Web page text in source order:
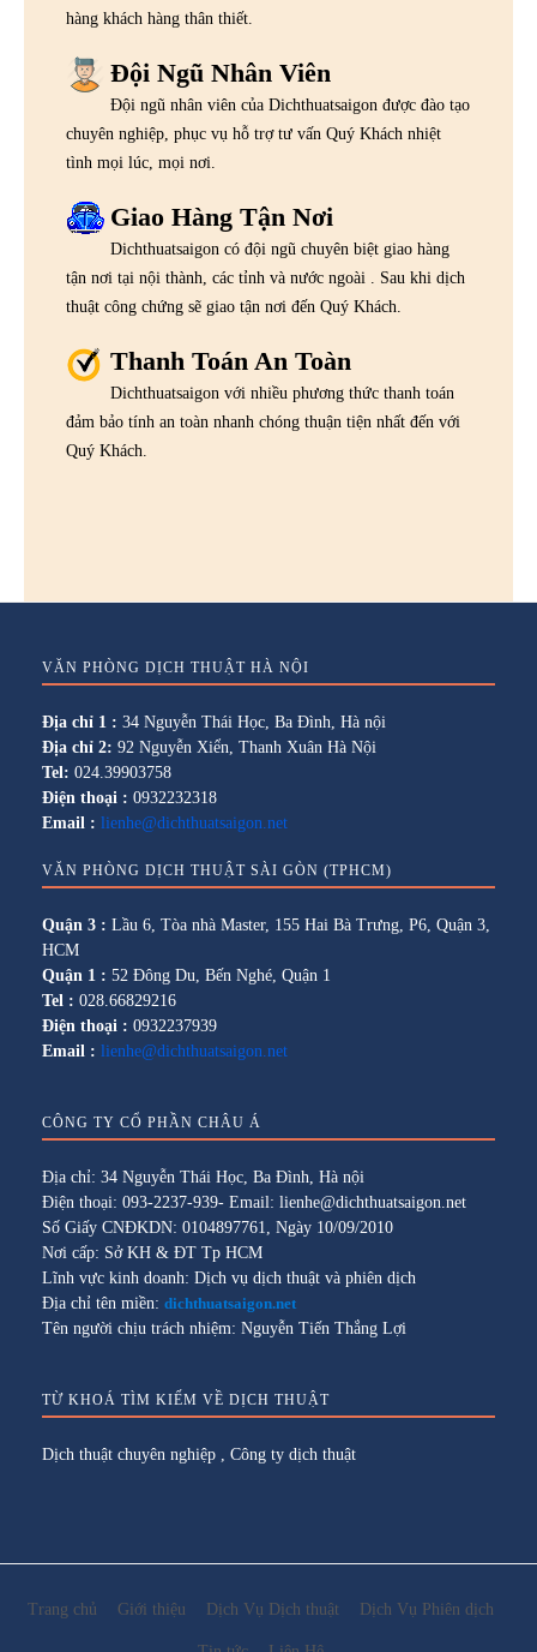
hàng khách hàng thân thiết.
Đội Ngũ Nhân Viên
Đội ngũ nhân viên của Dichthuatsaigon được đào tạo
chuyên nghiệp, phục vụ hỗ trợ tư vấn Quý Khách nhiệt
tình mọi lúc, mọi nơi.
Giao Hàng Tận Nơi
Dichthuatsaigon có đội ngũ chuyên biệt giao hàng
tận nơi tại nội thành, các tỉnh và nước ngoài . Sau khi dịch
thuật công chứng sẽ giao tận nơi đến Quý Khách.
Thanh Toán An Toàn
Dichthuatsaigon với nhiều phương thức thanh toán
đảm bảo tính an toàn nhanh chóng thuận tiện nhất đến với
Quý Khách.
VĂN PHÒNG DỊCH THUẬT HÀ NỘI
Địa chỉ 1 : 34 Nguyễn Thái Học, Ba Đình, Hà nội
Địa chỉ 2: 92 Nguyễn Xiển, Thanh Xuân Hà Nội
Tel: 024.39903758
Điện thoại : 0932232318
Email : lienhe@dichthuatsaigon.net
VĂN PHÒNG DỊCH THUẬT SÀI GÒN (TPHCM)
Quận 3 : Lầu 6, Tòa nhà Master, 155 Hai Bà Trưng, P6, Quận 3,
HCM
Quận 1 : 52 Đông Du, Bến Nghé, Quận 1
Tel : 028.66829216
Điện thoại : 0932237939
Email : lienhe@dichthuatsaigon.net
CÔNG TY CỔ PHẦN CHÂU Á
Địa chỉ: 34 Nguyễn Thái Học, Ba Đình, Hà nội
Điện thoại: 093-2237-939- Email: lienhe@dichthuatsaigon.net
Số Giấy CNĐKDN: 0104897761, Ngày 10/09/2010
Nơi cấp: Sở KH & ĐT Tp HCM
Lĩnh vực kinh doanh: Dịch vụ dịch thuật và phiên dịch
Địa chỉ tên miền: dichthuatsaigon.net
Tên người chịu trách nhiệm: Nguyễn Tiến Thắng Lợi
TỪ KHOÁ TÌM KIẾM VỀ DỊCH THUẬT
Dịch thuật chuyên nghiệp Công ty dịch thuật
Trang chủ Giới thiệu Dịch Vụ Dịch thuật Dịch Vụ Phiên dịch